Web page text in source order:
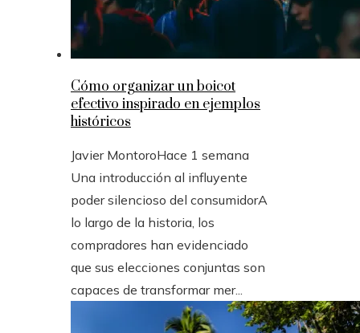
Cómo organizar un boicot
efectivo inspirado en ejemplos
históricos
Javier MontoroHace 1 semana
Una introducción al influyente
poder silencioso del consumidorA
lo largo de la historia, los
compradores han evidenciado
que sus elecciones conjuntas son
capaces de transformar mer...